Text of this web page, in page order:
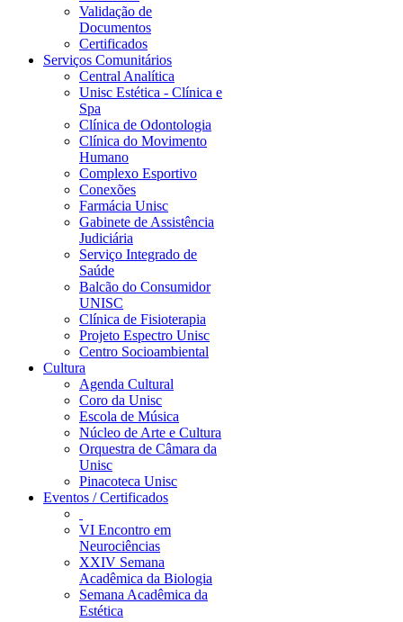
Validação de
Documentos
Certificados
Serviços Comunitários
Central Analítica
Unisc Estética - Clínica e
Spa
Clínica de Odontologia
Clínica do Movimento
Humano
Complexo Esportivo
Conexões
Farmácia Unisc
Gabinete de Assistência
Judiciária
Serviço Integrado de
Saúde
Balcão do Consumidor
UNISC
Clínica de Fisioterapia
Projeto Espectro Unisc
Centro Socioambiental
Cultura
Agenda Cultural
Coro da Unisc
Escola de Música
Núcleo de Arte e Cultura
Orquestra de Câmara da
Unisc
Pinacoteca Unisc
Eventos / Certificados
VI Encontro em
Neurociências
XXIV Semana
Acadêmica da Biologia
Semana Acadêmica da
Estética